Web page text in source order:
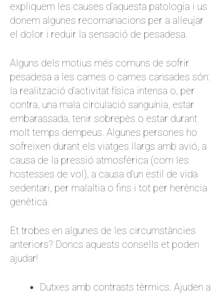
expliquem les causes d’aquesta patologia i us
donem algunes recomanacions per a alleujar
el dolor i reduir la sensació de pesadesa.
Alguns dels motius més comuns de sofrir
pesadesa a les cames o cames cansades són:
la realització d’activitat física intensa o, per
contra, una mala circulació sanguínia, estar
embarassada, tenir sobrepès o estar durant
molt temps dempeus. Algunes persones ho
sofreixen durant els viatges llargs amb avió, a
causa de la pressió atmosfèrica (com les
hostesses de vol), a causa d’un estil de vida
sedentari, per malaltia o fins i tot per herència
genètica.
Et trobes en algunes de les circumstàncies
anteriors? Doncs aquests consells et poden
ajudar!
Dutxes amb contrasts tèrmics. Ajuden a